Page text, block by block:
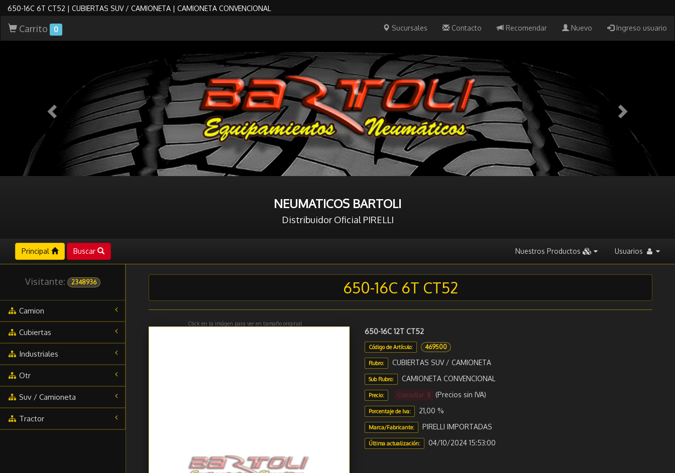
650-16C 6T CT52 | CUBIERTAS SUV / CAMIONETA | CAMIONETA CONVENCIONAL
Carrito 0 Sucursales Contacto Recomendar Nuevo Ingreso usuario
NEUMATICOS BARTOLI
Distribuidor Oficial PIRELLI
Principal Buscar Nuestros Productos Usuarios
Visitante: 2348936
Camion
Cubiertas
Industriales
Otr
Suv / Camioneta
Tractor
650-16C 6T CT52
Click en la imágen para ver en tamaño original
650-16C 12T CT52
Código de Artículo: 469500
Rubro: CUBIERTAS SUV / CAMIONETA
Sub Rubro: CAMIONETA CONVENCIONAL
Precio: Consultar $ (Precios sin IVA)
Porcentaje de Iva: 21,00 %
Marca/Fabricante: PIRELLI IMPORTADAS
Última actualización: 04/10/2024 15:53:00